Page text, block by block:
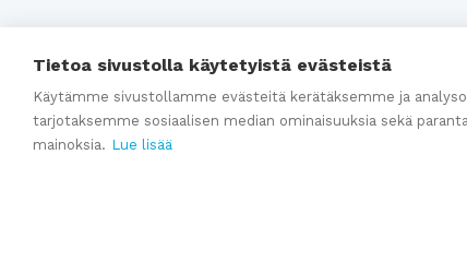
Tietoa sivustolla käytetyistä evästeistä
Käytämme sivustollamme evästeitä kerätäksemme ja
tarjotaksemme sosiaalisen median ominaisuuksia sekä
mainoksia. Lue lisää